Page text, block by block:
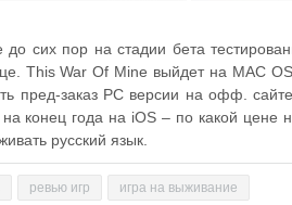
сих пор на стадии бета
This War Of Mine выйдет на MAC
пред-заказ PC версии на офф.
конец года на iOS – по какой цене
русский язык.
ревью игр игра на выживание